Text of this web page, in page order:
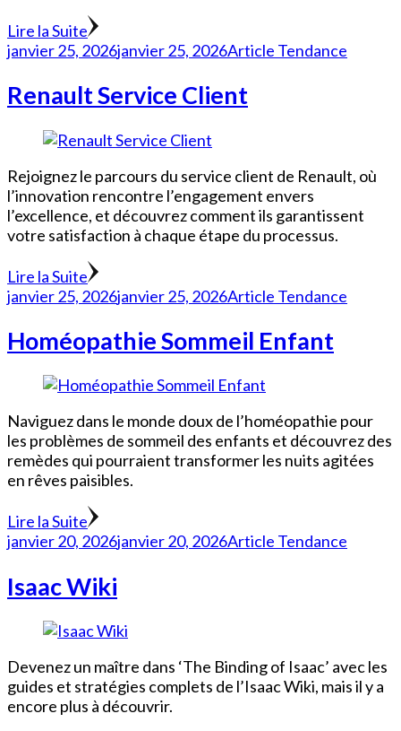
Lire la Suite
janvier 25, 2026janvier 25, 2026Article Tendance
Renault Service Client
Rejoignez le parcours du service client de Renault, où
l’innovation rencontre l’engagement envers
l’excellence, et découvrez comment ils garantissent
votre satisfaction à chaque étape du processus.
Lire la Suite
janvier 25, 2026janvier 25, 2026Article Tendance
Homéopathie Sommeil Enfant
Naviguez dans le monde doux de l’homéopathie pour
les problèmes de sommeil des enfants et découvrez des
remèdes qui pourraient transformer les nuits agitées
en rêves paisibles.
Lire la Suite
janvier 20, 2026janvier 20, 2026Article Tendance
Isaac Wiki
Devenez un maître dans ‘The Binding of Isaac’ avec les
guides et stratégies complets de l’Isaac Wiki, mais il y a
encore plus à découvrir.